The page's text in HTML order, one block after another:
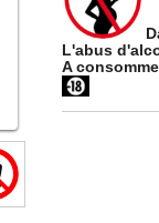
L'abus
A